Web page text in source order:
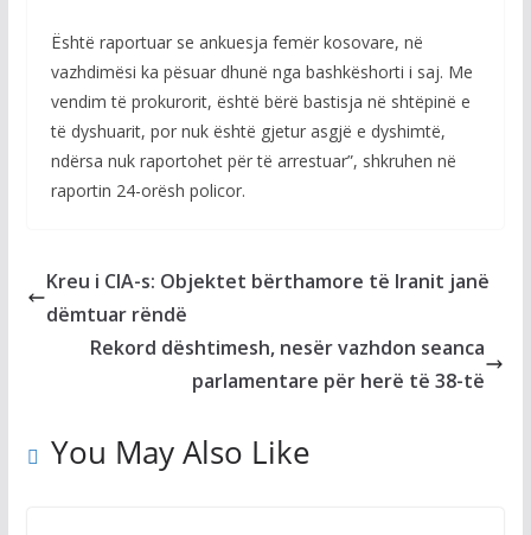
Është raportuar se ankuesja femër kosovare, në
vazhdimësi ka pësuar dhunë nga bashkëshorti i saj. Me
vendim të prokurorit, është bërë bastisja në shtëpinë e
të dyshuarit, por nuk është gjetur asgjë e dyshimtë,
ndërsa nuk raportohet për të arrestuar”, shkruhen në
raportin 24-orësh policor.
Kreu i CIA-s: Objektet bërthamore të Iranit janë
dëmtuar rëndë
Rekord dështimesh, nesër vazhdon seanca
parlamentare për herë të 38-të
You May Also Like